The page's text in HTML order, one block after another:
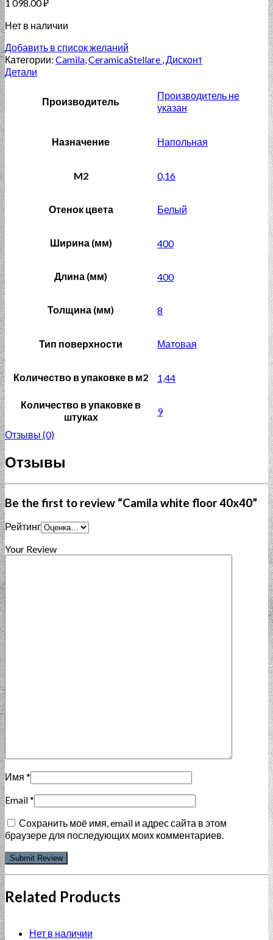
1 098.00₽
Нет в наличии
Добавить в список желаний
Категории: Camila,CeramicaStellare ,Дисконт
Детали
Производитель
Производитель не
указан
Назначение Напольная
M2 0,16
Отенок цвета Белый
Ширина (мм) 400
Длина (мм) 400
Толщина (мм) 8
Тип поверхности Матовая
Количество в упаковке в м2 1,44
Количество в упаковке в
штуках
9
Отзывы (0)
Отзывы
Be the first to review “Camila white floor 40x40”
Рейтинг
Your Review
Имя *
Email*
Сохранить моё имя, email и адрес сайта в этом
браузере для последующих моих комментариев.
Related Products
Нет в наличии